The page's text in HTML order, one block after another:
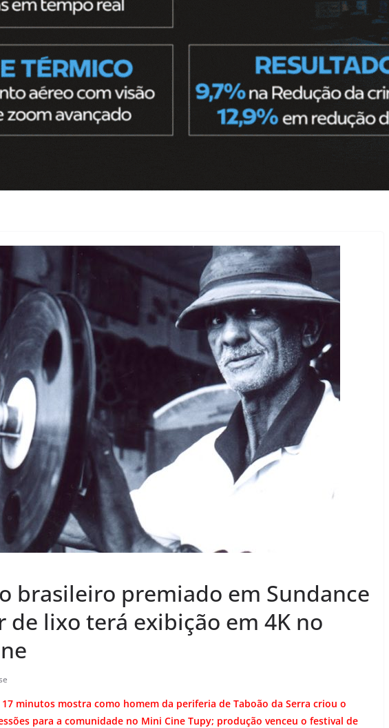
brasileiro premiado em Sundance
de lixo terá exibição em 4K no
minutos mostra como homem da periferia de Taboão da Serra criou o
para a comunidade no Mini Cine Tupy; produção venceu o festival de